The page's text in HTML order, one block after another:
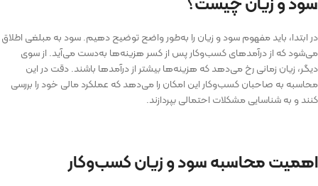
در ابتدا، باید مفهوم سود و زیان را به‌طور واضح توضیح دهیم. سود به مبلغی اطلاق
می‌شود که از درآمدهای کسب‌وکار پس از کسر هزینه‌ها به‌دست می‌آید. از سوی
دیگر، زیان زمانی رخ می‌دهد که هزینه‌ها بیشتر از درآمدها باشند. دقت در این
محاسبه به صاحبان کسب‌وکار این امکان را می‌دهد که عملکرد مالی خود را بررسی
کنند و به شناسایی مشکلات احتمالی بپردازند.
اهمیت محاسبه سود و زیان کسب‌وکار